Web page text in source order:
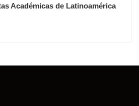
Académicas de Latinoamérica